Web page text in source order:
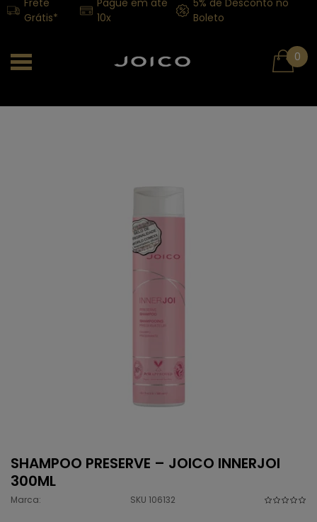
Frete
Grátis*
Pague em até
10x
5% de Desconto no
Boleto
0
SHAMPOO PRESERVE – JOICO INNERJOI
300ML
Marca: SKU 106132